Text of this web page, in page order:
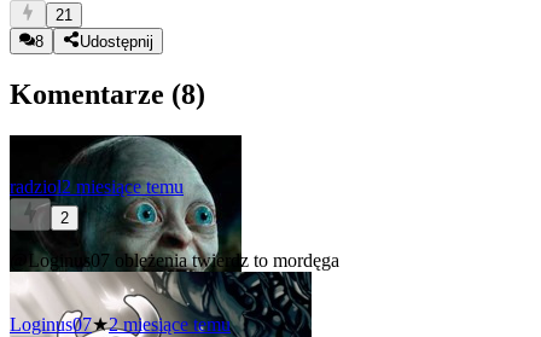
21
8
Udostępnij
Komentarze (8)
radziol2 miesiące temu
2
@Loginus07 oblężenia twierdz to mordęga
Loginus07★2 miesiące temu